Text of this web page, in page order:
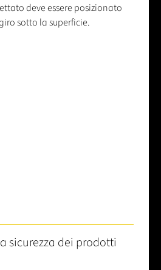
deve essere posizionato
sotto la superficie.
sicurezza dei prodotti